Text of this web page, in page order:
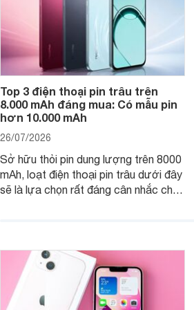
Top 3 điện thoại pin trâu trên
8.000 mAh đáng mua: Có mẫu pin
hơn 10.000 mAh
26/07/2026
Sở hữu thỏi pin dung lượng trên 8000
mAh, loạt điện thoại pin trâu dưới đây
sẽ là lựa chọn rất đáng cân nhắc cho